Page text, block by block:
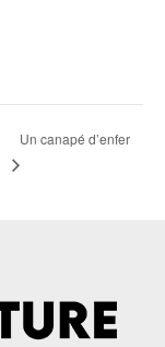
Un canapé d’enfer